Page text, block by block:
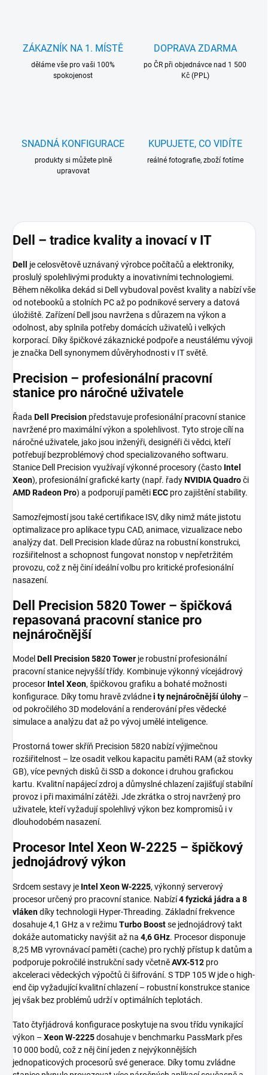
ZÁKAZNÍK NA 1. MÍSTĚ
děláme vše pro vaši 100%
spokojenost
DOPRAVA ZDARMA
po ČR při objednávce nad 1 500
Kč (PPL)
SNADNÁ KONFIGURACE
produkty si můžete plně
upravovat
KUPUJETE, CO VIDÍTE
reálné fotografie, zboží fotíme
Dell – tradice kvality a inovací v IT
Dell
je celosvětově uznávaný výrobce počítačů a elektroniky,
proslulý spolehlivými produkty a inovativními technologiemi.
Během několika dekád si Dell vybudoval pověst kvality a nabízí vše
od notebooků a stolních PC až po podnikové servery a datová
úložiště. Zařízení Dell jsou navržena s důrazem na výkon a
odolnost, aby splnila potřeby domácích uživatelů i velkých
korporací. Díky špičkové zákaznické podpoře a neustálému vývoji
je značka Dell synonymem důvěryhodnosti v IT světě.
Precision – profesionální pracovní
stanice pro náročné uživatele
Řada Dell Precision představuje profesionální pracovní stanice
navržené pro maximální výkon a spolehlivost. Tyto stroje cílí na
náročné uživatele, jako jsou inženýři, designéři či vědci, kteří
potřebují bezproblémový chod specializovaného softwaru.
Stanice Dell Precision využívají výkonné procesory (často Intel
Xeon), profesionální grafické karty (např. řadyNVIDIA Quadroči
AMD Radeon Pro) a podporují pamětiECC pro zajištění stability.
Samozřejmostí jsou také certifikace ISV, díky nimž máte jistotu
optimalizace pro aplikace typu CAD, animace, vizualizace nebo
analýzy dat. Dell Precision klade důraz na robustní konstrukci,
rozšiřitelnost a schopnost fungovat nonstop v nepřetržitém
provozu, což z něj činí ideální volbu pro kritické profesionální
nasazení.
Dell Precision 5820 Tower – špičková
repasovaná pracovní stanice pro
nejnáročnější
Model Dell Precision 5820 Tower je robustní profesionální
pracovní stanice nejvyšší třídy. Kombinuje výkonný vícejádrový
procesor Intel Xeon, špičkovou grafiku a bohaté možnosti
konfigurace. Díky tomu hravě zvládnei ty nejnáročnější úlohy –
od pokročilého 3D modelování a renderování přes vědecké
simulace a analýzu dat až po vývoj umělé inteligence.
Prostorná tower skříň Precision 5820 nabízí výjimečnou
rozšiřitelnost – lze osadit velkou kapacitu paměti RAM (až stovky
GB), více pevných disků či SSD a dokonce i druhou grafickou
kartu. Kvalitní napájecí zdroj a důmyslné chlazení zajišťují stabilní
provoz i při maximální zátěži. Jde zkrátka o stroj navržený pro
uživatele, kteří vyžadují spolehlivý výkon bez kompromisů i v
dlouhodobém nasazení.
Procesor Intel Xeon W-2225 – špičkový
jednojádrový výkon
Srdcem sestavy je Intel Xeon W-2225, výkonný serverový
procesor určený pro pracovní stanice. Nabízí4 fyzická jádra a 8
vlákendíky technologii Hyper-Threading. Základní frekvence
dosahuje 4,1 GHz a v režimu Turbo Boostse jednojádrový takt
dokáže automaticky navýšit až na 4,6 GHz. Procesor disponuje
8,25 MB vyrovnávací paměti (cache) pro rychlý přístup k datům a
podporuje pokročilé instrukční sady včetněAVX-512 pro
akceleraci vědeckých výpočtů či šifrování. S TDP 105 W jde o high-
end čip vyžadující kvalitní chlazení – robustní konstrukce stanice
jej však bez problémů udrží v optimálních teplotách.
Tato čtyřjádrová konfigurace poskytuje na svou třídu vynikající
výkon – Xeon W-2225dosahuje v benchmarku PassMark přes
10 000 bodů, což z něj činí jeden z nejvýkonnějších
jednopaticových procesorů své generace. Díky tomu zvládne